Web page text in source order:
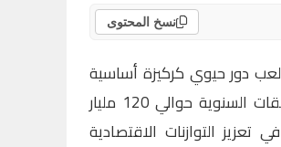
نسخ المحتوى
لعب دور حيوي كركيزة أساسية
لدعم الاقتصاد الوطني، حيث تبلغ قيمة هذه التدفقات السنوية حوالي 120 مليار
تعزيز التوازنات الاقتصادية